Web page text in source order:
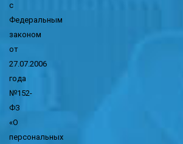
с
Федеральным
законом
от
27.07.2006
года
№152-
ФЗ
«О
персональных